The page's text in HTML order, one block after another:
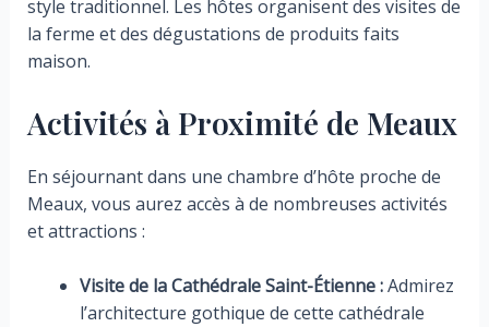
style traditionnel. Les hôtes organisent des visites de
la ferme et des dégustations de produits faits
maison.
Activités à Proximité de Meaux
En séjournant dans une chambre d’hôte proche de
Meaux, vous aurez accès à de nombreuses activités
et attractions :
Visite de la Cathédrale Saint-Étienne :Admirez
l’architecture gothique de cette cathédrale